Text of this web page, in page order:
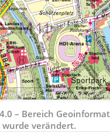
CC-BY-4.0 – Bereich
– Bereich
verändert.